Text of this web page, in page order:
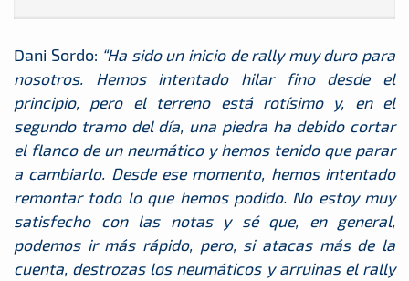
Dani Sordo: “Ha sido un inicio de rally muy duro para
nosotros. Hemos intentado hilar fino desde el
principio, pero el terreno está rotísimo y, en el
segundo tramo del día, una piedra ha debido cortar
el flanco de un neumático y hemos tenido que parar
a cambiarlo. Desde ese momento, hemos intentado
remontar todo lo que hemos podido. No estoy muy
satisfecho con las notas y sé que, en general,
podemos ir más rápido, pero, si atacas más de la
cuenta, destrozas los neumáticos y arruinas el rally